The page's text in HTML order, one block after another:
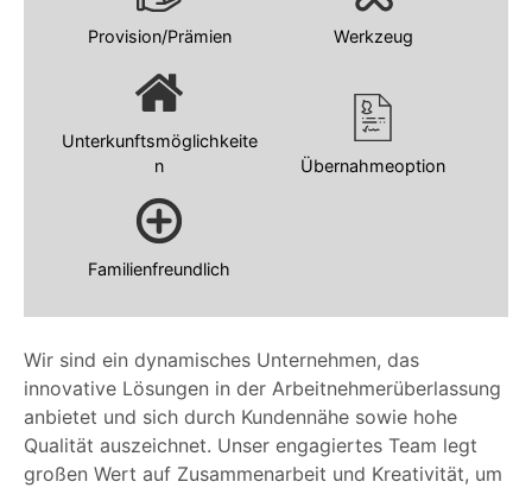
Wir sind ein dynamisches Unternehmen, das
innovative Lösungen in der Arbeitnehmerüberlassung
anbietet und sich durch Kundennähe sowie hohe
Qualität auszeichnet. Unser engagiertes Team legt
großen Wert auf Zusammenarbeit und Kreativität, um
Provision/Prämien Werkzeug
Unterkunftsmöglichkeite
n
Übernahmeoption
Familienfreundlich